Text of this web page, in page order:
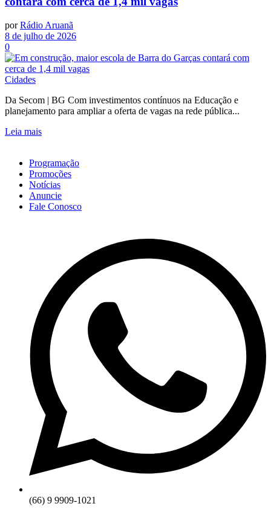
por Rádio Aruanã
8 de julho de 2026
0
Cidades
Da Secom | BG Com investimentos contínuos na Educação e
planejamento para ampliar a oferta de vagas na rede pública...
Leia mais
Programação
Promoções
Notícias
Anuncie
Fale Conosco
(66) 9 9909-1021